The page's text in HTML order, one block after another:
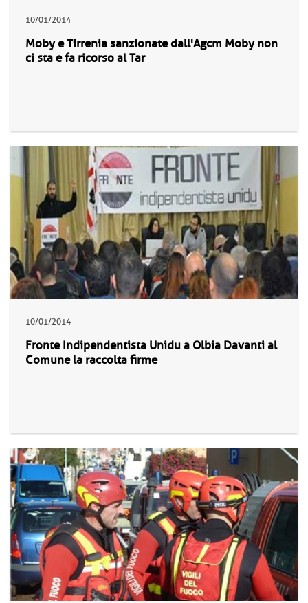
10/01/2014
Moby e Tirrenia sanzionate dall'Agcm Moby non
ci sta e fa ricorso al Tar
10/01/2014
Fronte Indipendentista Unidu a Olbia Davanti al
Comune la raccolta firme